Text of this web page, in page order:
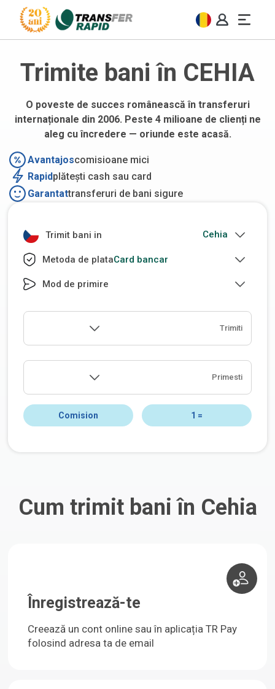
Trimite bani în CEHIA
O poveste de succes românească în transferuri
internaționale din 2006. Peste 4 milioane de clienți ne
aleg cu încredere — oriunde este acasă.
Avantajoscomisioane mici
Rapidplătești cash sau card
Garantattransferuri de bani sigure
Trimit bani in
Metoda de plataCard bancar
Mod de primire
Trimiti
Primesti
Comision 1 =
Cum trimit bani în Cehia
Înregistrează-te
Creează un cont online sau în aplicația TR Pay
folosind adresa ta de email